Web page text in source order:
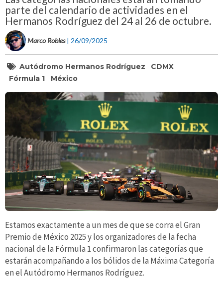
parte del calendario de actividades en el
Hermanos Rodríguez del 24 al 26 de octubre.
Marco Robles | 26/09/2025
Autódromo Hermanos Rodríguez
CDMX
Fórmula 1
México
Estamos exactamente a un mes de que se corra el Gran
Premio de México 2025 y los organizadores de la fecha
nacional de la Fórmula 1 confirmaron las categorías que
estarán acompañando a los bólidos de la Máxima Categoría
en el Autódromo Hermanos Rodríguez.